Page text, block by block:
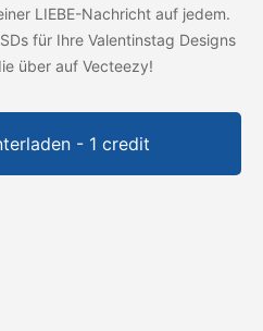
LIEBE-Nachricht auf jedem.
für Ihre Valentinstag Designs
über auf Vecteezy!
- 1 credit